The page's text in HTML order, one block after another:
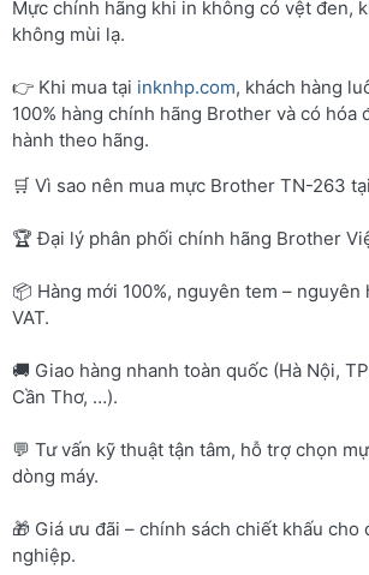
Mực chính hãng khi in không có vệt đen,
không mùi lạ.
👉 Khi mua tại inknhp.com, khách hàng
100% hàng chính hãng Brother và có hóa
hành theo hãng.
🛒 Vì sao nên mua mực Brother TN-263
🏆 Đại lý phân phối chính hãng Brother
📦 Hàng mới 100%, nguyên tem – nguyên
VAT.
🚚 Giao hàng nhanh toàn quốc (Hà Nội,
Cần Thơ, …).
💬 Tư vấn kỹ thuật tận tâm, hỗ trợ chọn
dòng máy.
🎁 Giá ưu đãi – chính sách chiết khấu cho
nghiệp.